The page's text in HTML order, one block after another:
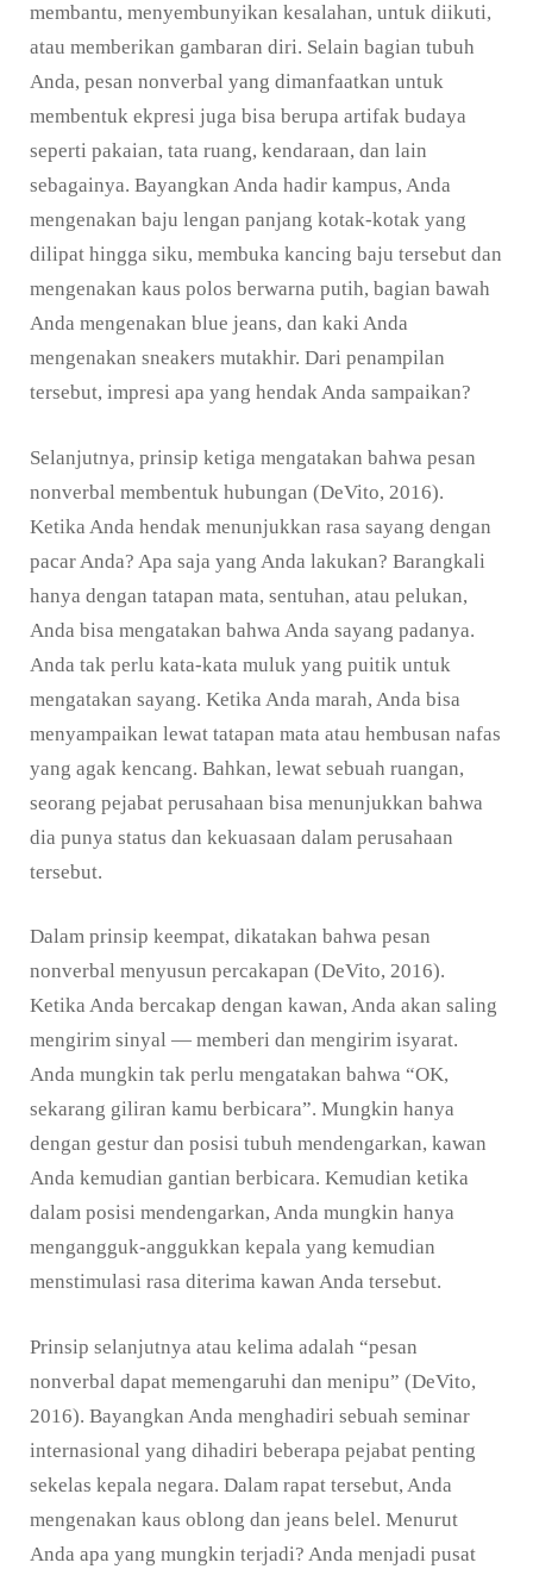
membantu, menyembunyikan kesalahan, untuk diikuti,
atau memberikan gambaran diri. Selain bagian tubuh
Anda, pesan nonverbal yang dimanfaatkan untuk
membentuk ekpresi juga bisa berupa artifak budaya
seperti pakaian, tata ruang, kendaraan, dan lain
sebagainya. Bayangkan Anda hadir kampus, Anda
mengenakan baju lengan panjang kotak-kotak yang
dilipat hingga siku, membuka kancing baju tersebut dan
mengenakan kaus polos berwarna putih, bagian bawah
Anda mengenakan blue jeans, dan kaki Anda
mengenakan sneakers mutakhir. Dari penampilan
tersebut, impresi apa yang hendak Anda sampaikan?
Selanjutnya, prinsip ketiga mengatakan bahwa pesan
nonverbal membentuk hubungan (DeVito, 2016).
Ketika Anda hendak menunjukkan rasa sayang dengan
pacar Anda? Apa saja yang Anda lakukan? Barangkali
hanya dengan tatapan mata, sentuhan, atau pelukan,
Anda bisa mengatakan bahwa Anda sayang padanya.
Anda tak perlu kata-kata muluk yang puitik untuk
mengatakan sayang. Ketika Anda marah, Anda bisa
menyampaikan lewat tatapan mata atau hembusan nafas
yang agak kencang. Bahkan, lewat sebuah ruangan,
seorang pejabat perusahaan bisa menunjukkan bahwa
dia punya status dan kekuasaan dalam perusahaan
tersebut.
Dalam prinsip keempat, dikatakan bahwa pesan
nonverbal menyusun percakapan (DeVito, 2016).
Ketika Anda bercakap dengan kawan, Anda akan saling
mengirim sinyal — memberi dan mengirim isyarat.
Anda mungkin tak perlu mengatakan bahwa “OK,
sekarang giliran kamu berbicara”. Mungkin hanya
dengan gestur dan posisi tubuh mendengarkan, kawan
Anda kemudian gantian berbicara. Kemudian ketika
dalam posisi mendengarkan, Anda mungkin hanya
mengangguk-anggukkan kepala yang kemudian
menstimulasi rasa diterima kawan Anda tersebut.
Prinsip selanjutnya atau kelima adalah “pesan
nonverbal dapat memengaruhi dan menipu” (DeVito,
2016). Bayangkan Anda menghadiri sebuah seminar
internasional yang dihadiri beberapa pejabat penting
sekelas kepala negara. Dalam rapat tersebut, Anda
mengenakan kaus oblong dan jeans belel. Menurut
Anda apa yang mungkin terjadi? Anda menjadi pusat